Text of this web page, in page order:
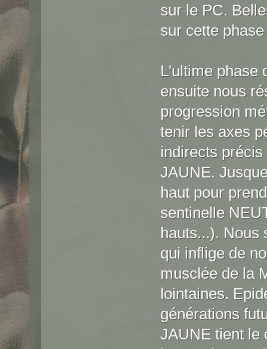
sur le PC.
sur cette
L'ultime phase
ensuite nous
progression
tenir les axes
indirects
JAUNE.
haut pour
sentinelle
hauts...). Nous
qui inflige de
musclée de la
lointaines.
générations
JAUNE tient le